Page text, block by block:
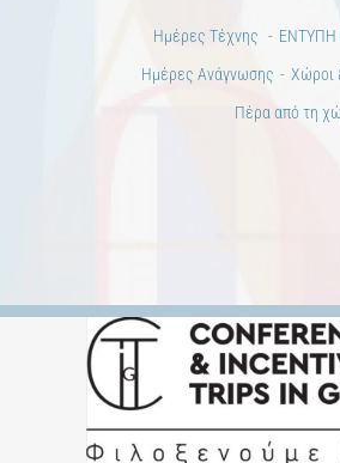
Ημέρες Τέχνης ΕΝΤΥΠΗ
Ημέρες Ανάγνωσης
Χώροι
Πέρα από τη